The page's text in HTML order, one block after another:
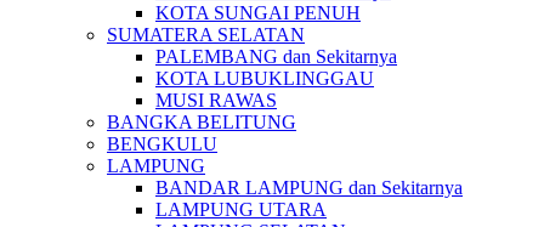
KOTA SUNGAI PENUH
SUMATERA SELATAN
PALEMBANG dan Sekitarnya
KOTA LUBUKLINGGAU
MUSI RAWAS
BANGKA BELITUNG
BENGKULU
LAMPUNG
BANDAR LAMPUNG dan Sekitarnya
LAMPUNG UTARA